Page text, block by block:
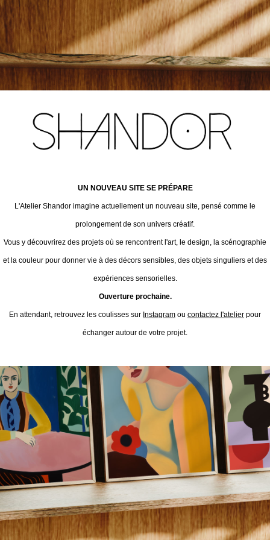
UN NOUVEAU SITE SE PRÉPARE
L'Atelier Shandor imagine actuellement un nouveau site, pensé comme le
prolongement de son univers créatif.
Vous y découvrirez des projets où se rencontrent l'art, le design, la scénographie
et la couleur pour donner vie à des décors sensibles, des objets singuliers et des
expériences sensorielles.
Ouverture prochaine.
En attendant, retrouvez les coulisses sur Instagram ou contactez l'atelier pour
échanger autour de votre projet.